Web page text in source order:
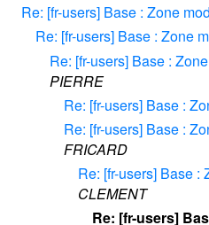
Re: [fr-users] Base : Zone
Re: [fr-users] Base : Zone
Re: [fr-users] Base :
PIERRE
Re: [fr-users] Base :
Re: [fr-users] Base :
FRICARD
Re: [fr-users] Base :
CLEMENT
Re: [fr-users]